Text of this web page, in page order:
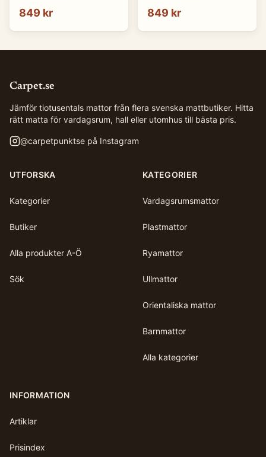
849 kr 849 kr
Carpet.se
Jämför tiotusentals mattor från flera svenska mattbutiker. Hitta
rätt matta för vardagsrum, hall eller utomhus till bästa pris.
@carpetpunktse på Instagram
UTFORSKA
Kategorier
Butiker
Alla produkter A-Ö
Sök
KATEGORIER
Vardagsrumsmattor
Plastmattor
Ryamattor
Ullmattor
Orientaliska mattor
Barnmattor
Alla kategorier
INFORMATION
Artiklar
Prisindex